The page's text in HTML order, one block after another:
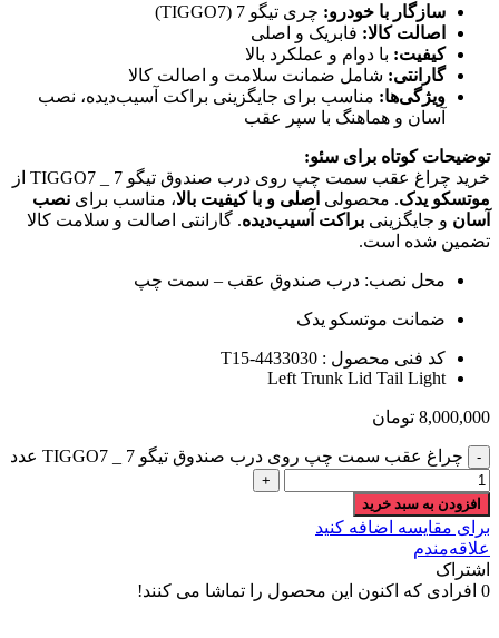
سازگار با خودرو: چری تیگو 7 (TIGGO7)
اصالت کالا: فابریک و اصلی
کیفیت: با دوام و عملکرد بالا
گارانتی: شامل ضمانت سلامت و اصالت کالا
ویژگی‌ها: مناسب برای جایگزینی براکت آسیب‌دیده، نصب
آسان و هماهنگ با سپر عقب
توضیحات کوتاه برای سئو:
خرید چراغ عقب سمت چپ روی درب صندوق تیگو 7 _ TIGGO7 از
موتسکو یدک. محصولی اصلی و با کیفیت بالا، مناسب برای نصب
آسان و جایگزینی براکت آسیب‌دیده. گارانتی اصالت و سلامت کالا
تضمین شده است.
محل نصب: درب صندوق عقب – سمت چپ
ضمانت موتسکو یدک
کد فنی محصول : T15-4433030
Left Trunk Lid Tail Light
8,000,000 تومان
چراغ عقب سمت چپ روی درب صندوق تیگو 7 _ TIGGO7 عدد
افزودن به سبد خرید
برای مقایسه اضافه کنید
علاقه‌مندم
اشتراک
0 افرادی که اکنون این محصول را تماشا می کنند!